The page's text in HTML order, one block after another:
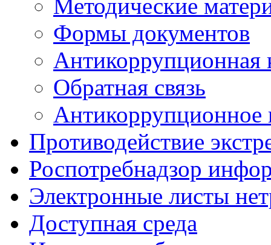
Методические
Формы документов
Антикоррупционная
Обратная связь
Антикоррупционное
Противодействие
Роспотребнадзор
Электронные листы
Доступная среда